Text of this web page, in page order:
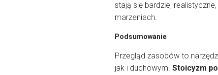
stają się bardziej
marzeniach.
Podsumowanie
Przegląd zasobów to
jak i duchowym. Stoicyzm